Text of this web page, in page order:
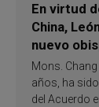
En virtud
China,
nuevo
Mons.
años, ha
del Acuerdo